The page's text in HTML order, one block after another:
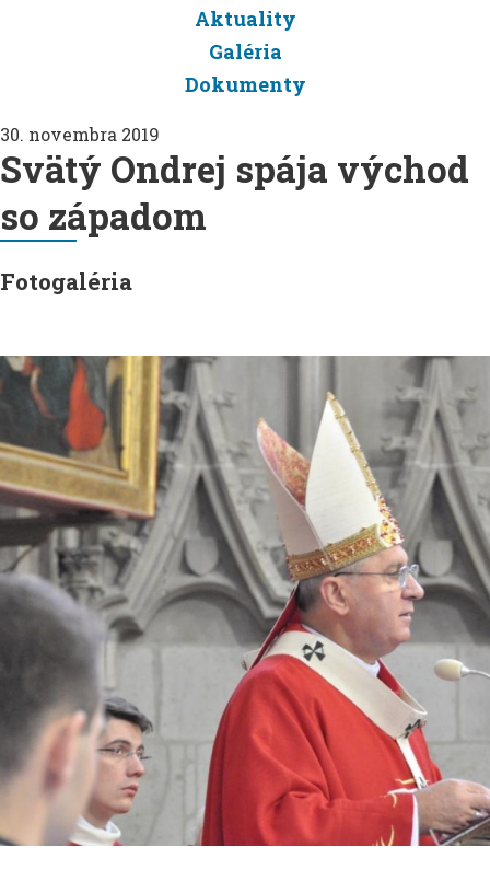
Aktuality
Galéria
Dokumenty
30. novembra 2019
Svätý Ondrej spája východ
so západom
Fotogaléria